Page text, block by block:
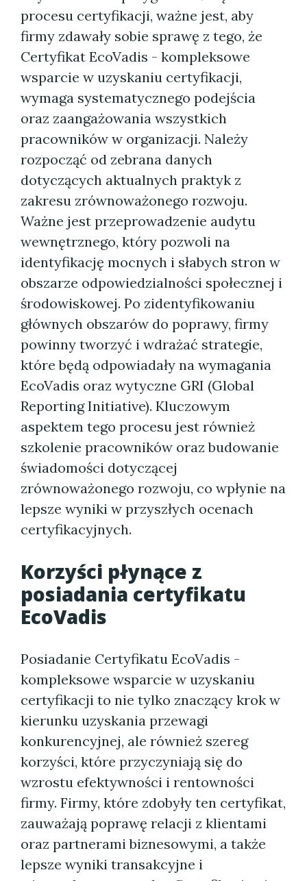
procesu certyfikacji, ważne jest, aby
firmy zdawały sobie sprawę z tego, że
Certyfikat EcoVadis - kompleksowe
wsparcie w uzyskaniu certyfikacji,
wymaga systematycznego podejścia
oraz zaangażowania wszystkich
pracowników w organizacji. Należy
rozpocząć od zebrana danych
dotyczących aktualnych praktyk z
zakresu zrównoważonego rozwoju.
Ważne jest przeprowadzenie audytu
wewnętrznego, który pozwoli na
identyfikację mocnych i słabych stron w
obszarze odpowiedzialności społecznej i
środowiskowej. Po zidentyfikowaniu
głównych obszarów do poprawy, firmy
powinny tworzyć i wdrażać strategie,
które będą odpowiadały na wymagania
EcoVadis oraz wytyczne GRI (Global
Reporting Initiative). Kluczowym
aspektem tego procesu jest również
szkolenie pracowników oraz budowanie
świadomości dotyczącej
zrównoważonego rozwoju, co wpłynie na
lepsze wyniki w przyszłych ocenach
certyfikacyjnych.
Korzyści płynące z
posiadania certyfikatu
EcoVadis
Posiadanie Certyfikatu EcoVadis -
kompleksowe wsparcie w uzyskaniu
certyfikacji to nie tylko znaczący krok w
kierunku uzyskania przewagi
konkurencyjnej, ale również szereg
korzyści, które przyczyniają się do
wzrostu efektywności i rentowności
firmy. Firmy, które zdobyły ten certyfikat,
zauważają poprawę relacji z klientami
oraz partnerami biznesowymi, a także
lepsze wyniki transakcyjne i